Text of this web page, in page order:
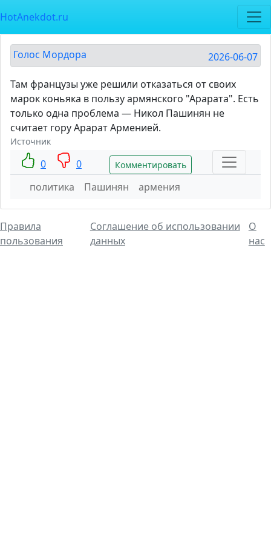
HotAnekdot.ru
Голос Мордора 2026-06-07
Там французы уже решили отказаться от своих
марок коньяка в пользу армянского "Арарата". Есть
только одна проблема — Никол Пашинян не
считает гору Арарат Арменией.
Источник
0 0 Комментировать
политика Пашинян армения
Правила
пользования
Соглашение об использовании
данных
О
нас